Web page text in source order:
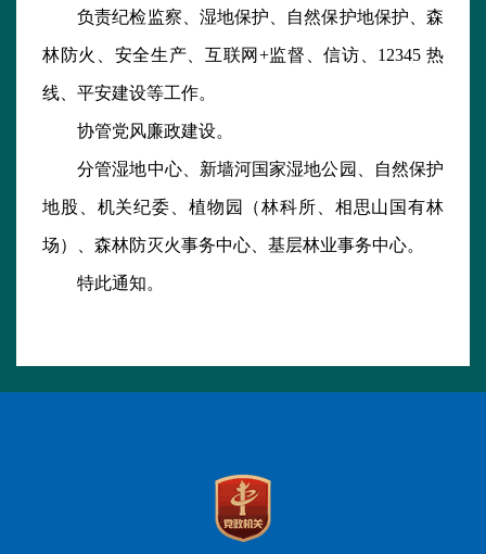
负责纪检监察、湿地保护、自然保护地保护、森
林防火、安全生产、互联网+监督、信访、12345 热
线、平安建设等工作。
协管党风廉政建设。
分管湿地中心、新墙河国家湿地公园、自然保护
地股、机关纪委、植物园（林科所、相思山国有林
场）、森林防灭火事务中心、基层林业事务中心。
特此通知。